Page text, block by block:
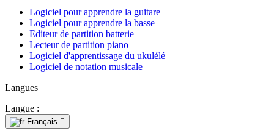
Logiciel pour apprendre la guitare
Logiciel pour apprendre la basse
Editeur de partition batterie
Lecteur de partition piano
Logiciel d'apprentissage du ukulélé
Logiciel de notation musicale
Langues
Langue :
Français 